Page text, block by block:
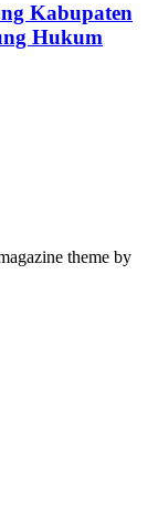
Kabupaten
Hukum
theme by